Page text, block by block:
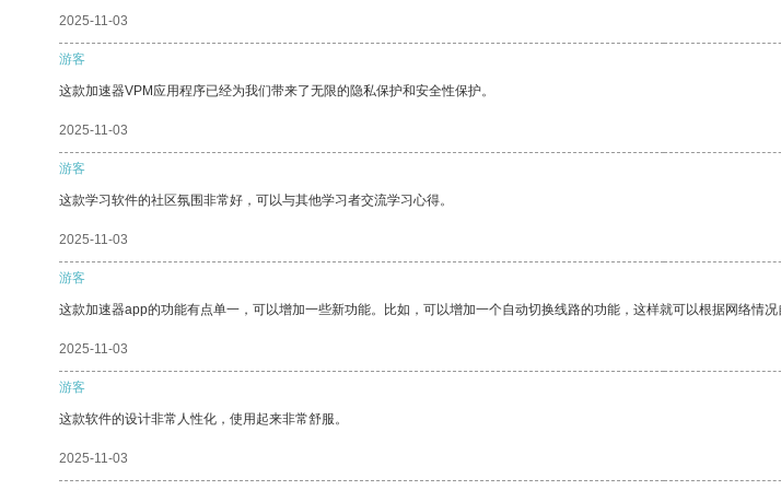
2025-11-03
游客
这款加速器VPM应用程序已经为我们带来了无限的隐私保护和安全性保护。
2025-11-03
游客
这款学习软件的社区氛围非常好，可以与其他学习者交流学习心得。
2025-11-03
游客
这款加速器app的功能有点单一，可以增加一些新功能。比如，可以增加一个自动切换线路的功能，这样就可以根据网络情
2025-11-03
游客
这款软件的设计非常人性化，使用起来非常舒服。
2025-11-03